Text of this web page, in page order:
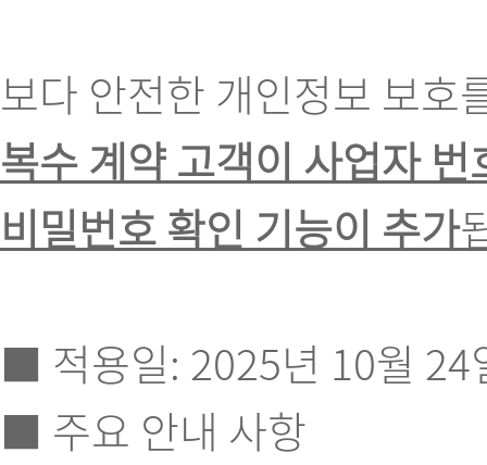
보다 안전한 개인정보 보호
복수 계약 고객이 사업자
비밀번호 확인 기능이 추가
■ 적용일: 2025년 10월 24
■ 주요 안내 사항